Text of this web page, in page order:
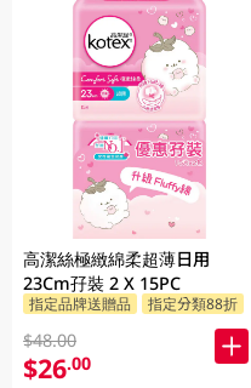
高潔絲極緻綿柔超薄日用
23Cm孖裝 2 X 15PC
指定品牌送贈品 指定分類88折
$48.00
$26.00